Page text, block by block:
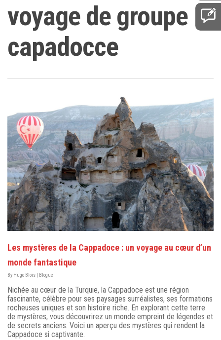
voyage de groupe
capadocce
Les mystères de la Cappadoce : un voyage au cœur d’un
monde fantastique
By Hugo Blois Blogue
Nichée au cœur de la Turquie, la Cappadoce est une région
fascinante, célèbre pour ses paysages surréalistes, ses formations
rocheuses uniques et son histoire riche. En explorant cette terre
de mystères, vous découvrirez un monde empreint de légendes et
de secrets anciens. Voici un aperçu des mystères qui rendent la
Cappadoce si captivante.